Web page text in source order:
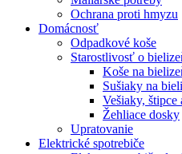
Ochrana proti hmyzu
Domácnosť
Odpadkové koše
Starostlivosť o
Koše na
Sušiaky na
Vešiaky, štipce
Žehliace dosky
Upratovanie
Elektrické spotrebiče